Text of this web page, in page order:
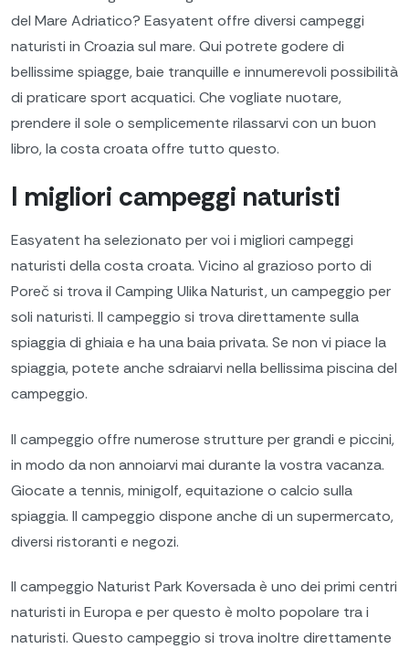
del Mare Adriatico? Easyatent offre diversi campeggi
naturisti in Croazia sul mare. Qui potrete godere di
bellissime spiagge, baie tranquille e innumerevoli possibilità
di praticare sport acquatici. Che vogliate nuotare,
prendere il sole o semplicemente rilassarvi con un buon
libro, la costa croata offre tutto questo.
I migliori campeggi naturisti
Easyatent ha selezionato per voi i migliori campeggi
naturisti della costa croata. Vicino al grazioso porto di
Poreč si trova il Camping Ulika Naturist, un campeggio per
soli naturisti. Il campeggio si trova direttamente sulla
spiaggia di ghiaia e ha una baia privata. Se non vi piace la
spiaggia, potete anche sdraiarvi nella bellissima piscina del
campeggio.
Il campeggio offre numerose strutture per grandi e piccini,
in modo da non annoiarvi mai durante la vostra vacanza.
Giocate a tennis, minigolf, equitazione o calcio sulla
spiaggia. Il campeggio dispone anche di un supermercato,
diversi ristoranti e negozi.
Il campeggio Naturist Park Koversada è uno dei primi centri
naturisti in Europa e per questo è molto popolare tra i
naturisti. Questo campeggio si trova inoltre direttamente